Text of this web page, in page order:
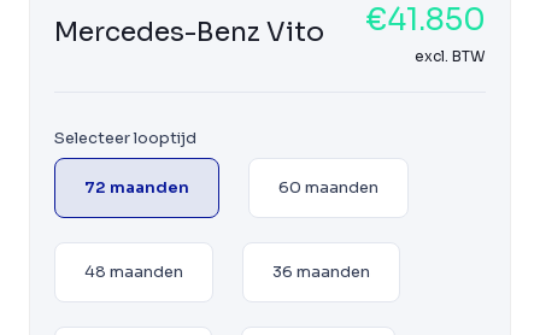
Mercedes-Benz Vito €41.850
excl. BTW
Selecteer looptijd
72 maanden 60 maanden
48 maanden 36 maanden